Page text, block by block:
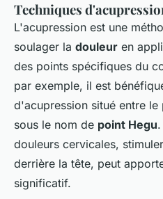
Techniques
L'acupression est une
soulager la douleur en
des points spécifiques du
par exemple, il est
d'acupression situé entre
sous le nom de point Hegu
douleurs cervicales,
derrière la tête, peut
significatif.